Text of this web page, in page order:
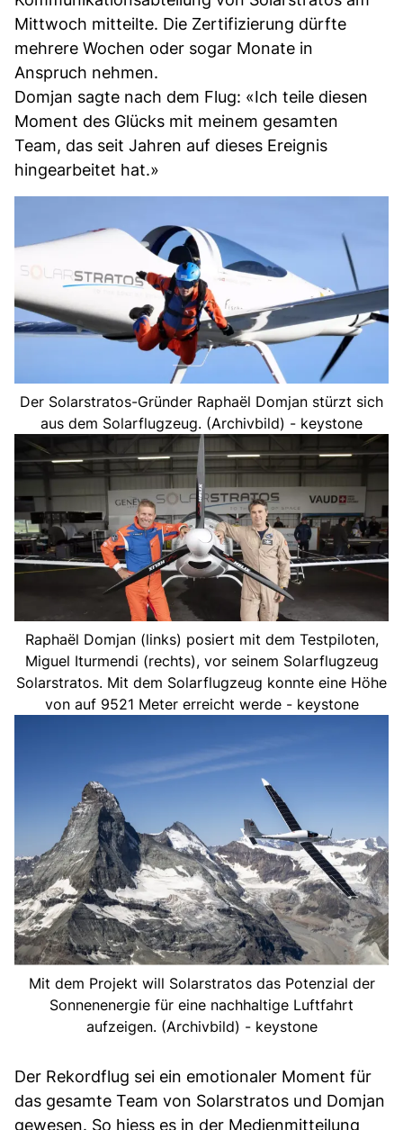
Mittwoch mitteilte. Die Zertifizierung dürfte
mehrere Wochen oder sogar Monate in
Anspruch nehmen.
Domjan sagte nach dem Flug: «Ich teile diesen
Moment des Glücks mit meinem gesamten
Team, das seit Jahren auf dieses Ereignis
hingearbeitet hat.»
Der Solarstratos-Gründer Raphaël Domjan stürzt sich
aus dem Solarflugzeug. (Archivbild) - keystone
Raphaël Domjan (links) posiert mit dem Testpiloten,
Miguel Iturmendi (rechts), vor seinem Solarflugzeug
Solarstratos. Mit dem Solarflugzeug konnte eine Höhe
von auf 9521 Meter erreicht werde - keystone
Mit dem Projekt will Solarstratos das Potenzial der
Sonnenenergie für eine nachhaltige Luftfahrt
aufzeigen. (Archivbild) - keystone
Der Rekordflug sei ein emotionaler Moment für
das gesamte Team von Solarstratos und Domjan
gewesen. So hiess es in der Medienmitteilung